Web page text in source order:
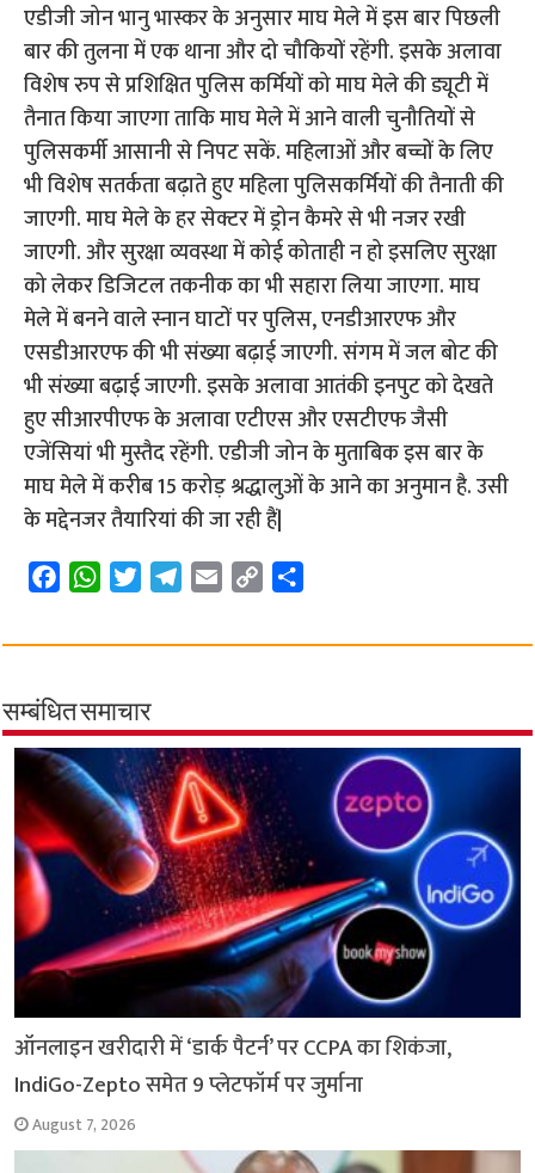
एडीजी जोन भानु भास्कर के अनुसार माघ मेले में इस बार पिछली
बार की तुलना में एक थाना और दो चौकियों रहेंगी. इसके अलावा
विशेष रुप से प्रशिक्षित पुलिस कर्मियों को माघ मेले की ड्यूटी में
तैनात किया जाएगा ताकि माघ मेले में आने वाली चुनौतियों से
पुलिसकर्मी आसानी से निपट सकें. महिलाओं और बच्चों के लिए
भी विशेष सतर्कता बढ़ाते हुए महिला पुलिसकर्मियों की तैनाती की
जाएगी. माघ मेले के हर सेक्टर में ड्रोन कैमरे से भी नजर रखी
जाएगी. और सुरक्षा व्यवस्था में कोई कोताही न हो इसलिए सुरक्षा
को लेकर डिजिटल तकनीक का भी सहारा लिया जाएगा. माघ
मेले में बनने वाले स्नान घाटों पर पुलिस, एनडीआरएफ और
एसडीआरएफ की भी संख्या बढ़ाई जाएगी. संगम में जल बोट की
भी संख्या बढ़ाई जाएगी. इसके अलावा आतंकी इनपुट को देखते
हुए सीआरपीएफ के अलावा एटीएस और एसटीएफ जैसी
एजेंसियां भी मुस्तैद रहेंगी. एडीजी जोन के मुताबिक इस बार के
माघ मेले में करीब 15 करोड़ श्रद्धालुओं के आने का अनुमान है. उसी
के मद्देनजर तैयारियां की जा रही हैं|
c
b
o
o
k
W
a
s
A
p
i
t
e
r
l
r
a
m
a
p
i
n
a
सम्बंधित समाचार
ऑनलाइन खरीदारी में ‘डार्क पैटर्न’ पर CCPA का शिकंजा,
IndiGo-Zepto समेत 9 प्लेटफॉर्म पर जुर्माना
August 7, 2026